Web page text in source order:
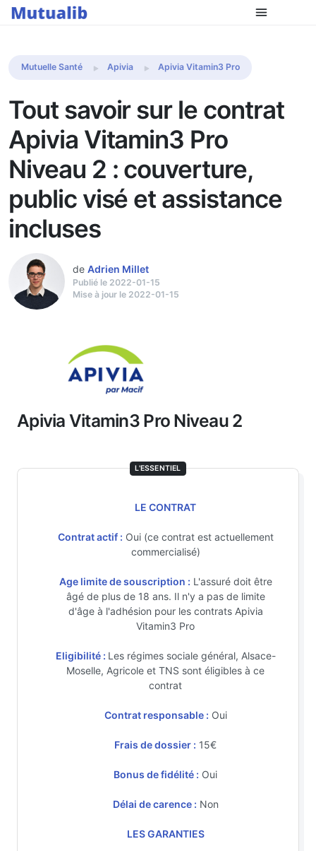
Comparer les mutuelles
Mutuelle Santé Apivia Apivia Vitamin3 Pro
Tout savoir sur le contrat
Apivia Vitamin3 Pro
Niveau 2 : couverture,
public visé et assistance
incluses
de Adrien Millet
Publié le 2022-01-15
Mise à jour le 2022-01-15
Apivia Vitamin3 Pro Niveau 2
L'ESSENTIEL
LE CONTRAT
Contrat actif : Oui (ce contrat est actuellement
commercialisé)
Age limite de souscription : L'assuré doit être
âgé de plus de 18 ans. Il n'y a pas de limite
d'âge à l'adhésion pour les contrats Apivia
Vitamin3 Pro
Eligibilité : Les régimes sociale général, Alsace-
Moselle, Agricole et TNS sont éligibles à ce
contrat
Contrat responsable : Oui
Frais de dossier : 15€
Bonus de fidélité : Oui
Délai de carence : Non
LES GARANTIES